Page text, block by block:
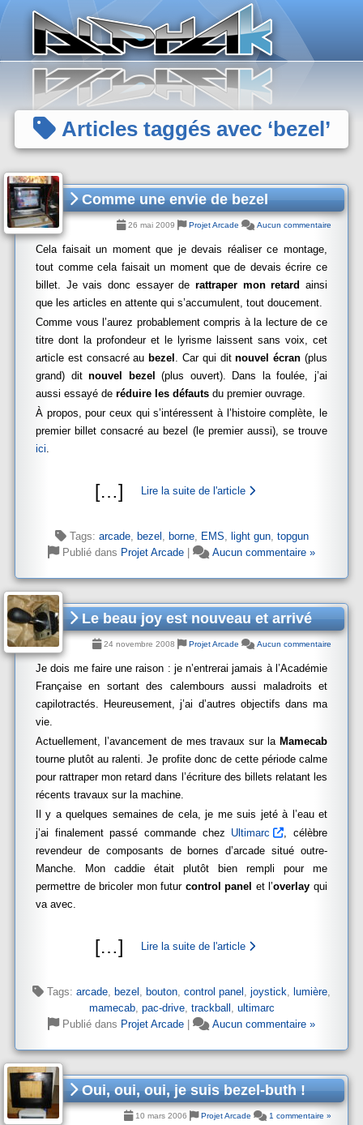
Articles taggés avec ‘bezel’
Comme une envie de bezel
26 mai 2009 Projet Arcade Aucun commentaire
Cela faisait un moment que je devais réaliser ce montage,
tout comme cela faisait un moment que de devais écrire ce
billet. Je vais donc essayer de rattraper mon retard ainsi
que les articles en attente qui s’accumulent, tout doucement.
Comme vous l’aurez probablement compris à la lecture de ce
titre dont la profondeur et le lyrisme laissent sans voix, cet
article est consacré au bezel . Car qui ditnouvel écran (plus
grand) ditnouvel bezel
(plus ouvert). Dans la foulée, j’ai
aussi essayé de réduire les défauts du premier ouvrage.
À propos, pour ceux qui s’intéressent à l’histoire complète, le
premier billet consacré au bezel (le premier aussi), se trouve
ici.
[…] Lire la suite de l'article
Tags: arcade, bezel , borne, EMS, light gun, topgun
Publié dans Projet Arcade Aucun commentaire »
Le beau joy est nouveau et arrivé
24 novembre 2008 Projet Arcade Aucun commentaire
Je dois me faire une raison : je n’entrerai jamais à l’Académie
Française en sortant des calembours aussi maladroits et
capilotractés. Heureusement, j’ai d’autres objectifs dans ma
vie.
Actuellement, l’avancement de mes travaux sur la Mamecab
tourne plutôt au ralenti. Je profite donc de cette période calme
pour rattraper mon retard dans l’écriture des billets relatant les
récents travaux sur la machine.
Il y a quelques semaines de cela, je me suis jeté à l’eau et
j’ai finalement passé commande chez Ultimarc
, célèbre
revendeur de composants de bornes d’arcade situé outre-
Manche. Mon caddie était plutôt bien rempli pour me
permettre de bricoler mon futur control panel et l’overlayqui
va avec.
[…] Lire la suite de l'article
Tags: arcade, bezel , bouton, control panel , joystick, lumière,
mamecab, pac-drive, trackball , ultimarc
Publié dans Projet Arcade Aucun commentaire »
Oui, oui, oui, je suis bezel-buth !
10 mars 2006 Projet Arcade 1 commentaire »